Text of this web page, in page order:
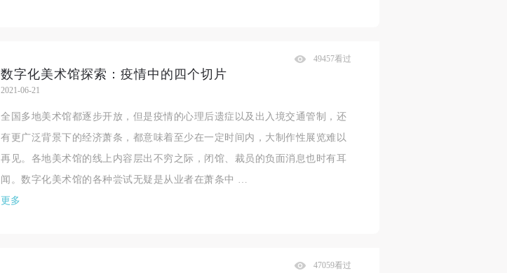
数字化美术馆探索：疫情中的四个切片
2021-06-21
49457看过
全国多地美术馆都逐步开放，但是疫情的心理后遗症以及出入境交通管制，还
有更广泛背景下的经济萧条，都意味着至少在一定时间内，大制作性展览难以
再见。各地美术馆的线上内容层出不穷之际，闭馆、裁员的负面消息也时有耳
闻。数字化美术馆的各种尝试无疑是从业者在萧条中 …
更多
47059看过